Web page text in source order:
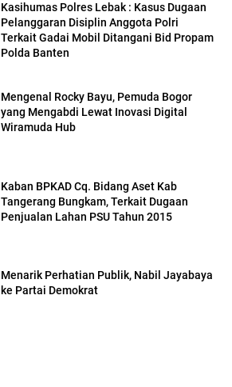
Kasihumas Polres Lebak : Kasus Dugaan
Pelanggaran Disiplin Anggota Polri
Terkait Gadai Mobil Ditangani Bid Propam
Polda Banten
Mengenal Rocky Bayu, Pemuda Bogor
yang Mengabdi Lewat Inovasi Digital
Wiramuda Hub
Kaban BPKAD Cq. Bidang Aset Kab
Tangerang Bungkam, Terkait Dugaan
Penjualan Lahan PSU Tahun 2015
Menarik Perhatian Publik, Nabil Jayabaya
ke Partai Demokrat